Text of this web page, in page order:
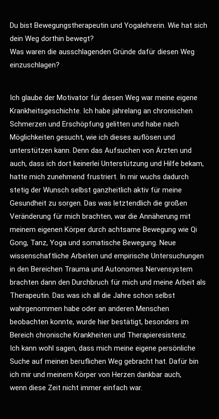
Du bist Bewegungstherapeutin und Yogalehrerin. Wie hat sich
dein Weg dorthin bewegt?
Was waren die ausschlagenden Gründe dafür diesen Weg
einzuschlagen?
Ich glaube der Motivator für diesen Weg war meine eigene
Krankheitsgeschichte. Ich habe jahrelang an chronischen
Schmerzen und Erschöpfung gelitten und habe nach
Möglichkeiten gesucht, wie ich dieses auflösen und
unterstützen kann. Denn das Aufsuchen von Ärzten und
auch, dass ich dort keinerlei Unterstützung und Hilfe bekam,
hatte mich zunehmend frustriert. In mir wuchs dadurch
stetig der Wunsch selbst ganzheitlich aktiv für meine
Gesundheit zu sorgen. Das was letztendlich die großen
Veränderung für mich brachten, war die Annäherung mit
meinem eigenen Körper durch achtsame Bewegung wie Qi
Gong, Tanz, Yoga und somatische Bewegung. Neue
wissenschaftliche Arbeiten und empirische Untersuchungen
in den Bereichen Trauma und Autonomes Nervensystem
brachten dann den Durchbruch für mich und meine Arbeit als
Therapeutin. Das was ich all die Jahre schon selbst
wahrgenommen habe oder an anderen Menschen
beobachten konnte, wurde hier bestätigt, besonders im
Bereich chronische Krankheiten und Therapieresistenz.
Ich kann wohl sagen, dass mich meine eigene persönliche
Suche auf meinen beruflichen Weg gebracht hat. Dafür bin
ich mir und meinem Körper von Herzen dankbar auch,
wenn diese Zeit nicht immer einfach war.